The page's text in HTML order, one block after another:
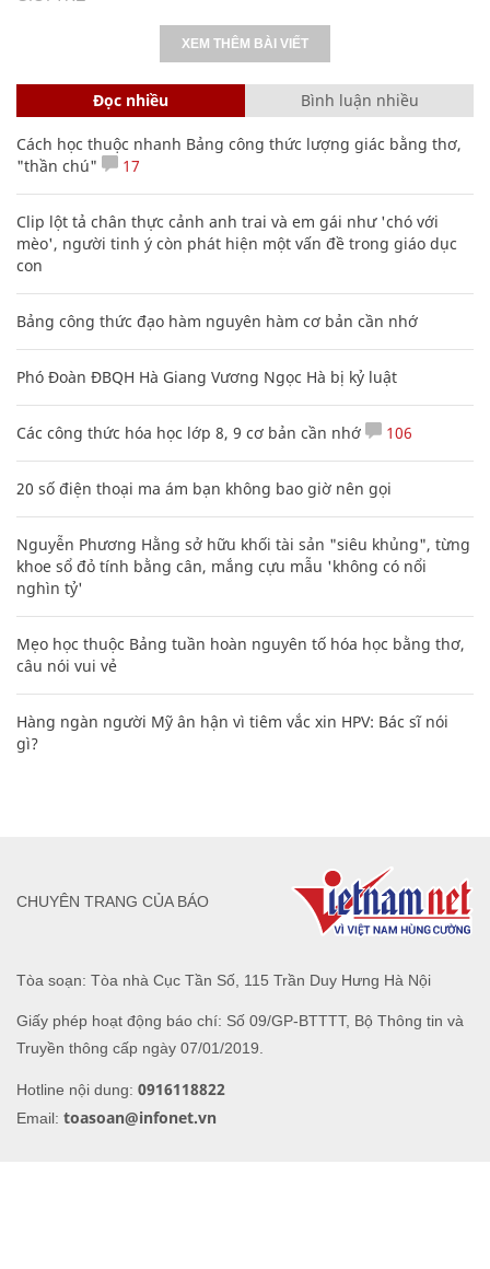
XEM THÊM BÀI VIẾT
Đọc nhiều Bình luận nhiều
Cách học thuộc nhanh Bảng công thức lượng giác bằng thơ,
"thần chú"
17
Clip lột tả chân thực cảnh anh trai và em gái như 'chó với
mèo', người tinh ý còn phát hiện một vấn đề trong giáo dục
con
Bảng công thức đạo hàm nguyên hàm cơ bản cần nhớ
Phó Đoàn ĐBQH Hà Giang Vương Ngọc Hà bị kỷ luật
Các công thức hóa học lớp 8, 9 cơ bản cần nhớ 106
20 số điện thoại ma ám bạn không bao giờ nên gọi
Nguyễn Phương Hằng sở hữu khối tài sản "siêu khủng", từng
khoe sổ đỏ tính bằng cân, mắng cựu mẫu 'không có nổi
nghìn tỷ'
Mẹo học thuộc Bảng tuần hoàn nguyên tố hóa học bằng thơ,
câu nói vui vẻ
Hàng ngàn người Mỹ ân hận vì tiêm vắc xin HPV: Bác sĩ nói
gì?
Tòa soạn: Tòa nhà Cục Tần Số, 115 Trần Duy Hưng Hà Nội
Giấy phép hoạt động báo chí: Số 09/GP-BTTTT, Bộ Thông tin và
Truyền thông cấp ngày 07/01/2019.
Hotline nội dung: 0916118822
Email: toasoan@infonet.vn
CHUYÊN TRANG CỦA BÁO